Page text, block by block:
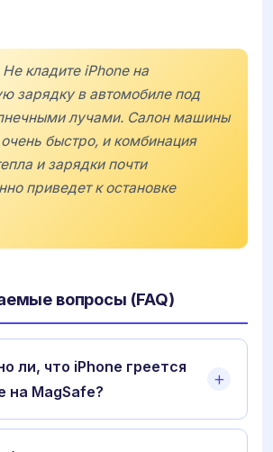
кладите iPhone на
зарядку в автомобиле под
лучами. Салон машины
быстро, и комбинация
и зарядки почти
приведет к остановке
вопросы (FAQ)
ли, что iPhone греется
на MagSafe?